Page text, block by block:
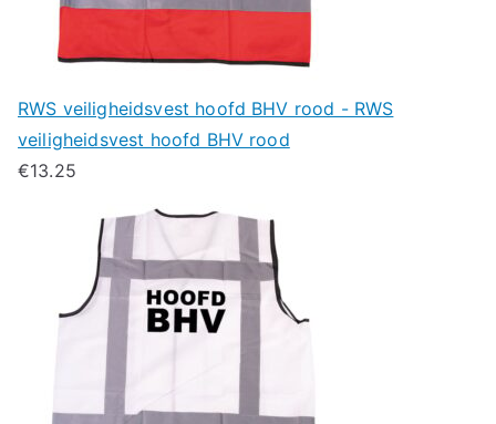
RWS veiligheidsvest hoofd BHV rood - RWS
veiligheidsvest hoofd BHV rood
€13.25